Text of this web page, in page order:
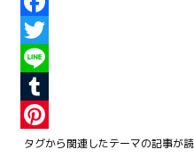
Facebook
Twitter
Line
Tumblr
Pinterest